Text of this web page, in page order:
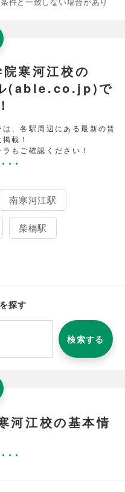
寒河江校の
(able.co.jp)で
、各駅周辺にある最新の賃
載！
もご確認ください！
南寒河江駅
柴橋駅
探す
検索する
河江校の基本情